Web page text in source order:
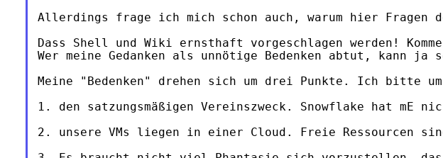
Allerdings frage ich mich schon auch, warum hier
Dass Shell und Wiki ernsthaft vorgeschlagen werden!
Wer meine Gedanken als unnötige Bedenken abtut, kann
Meine "Bedenken" drehen sich um drei Punkte. Ich bitte
1. den satzungsmäßigen Vereinszweck. Snowflake hat
2. unsere VMs liegen in einer Cloud. Freie Ressourcen